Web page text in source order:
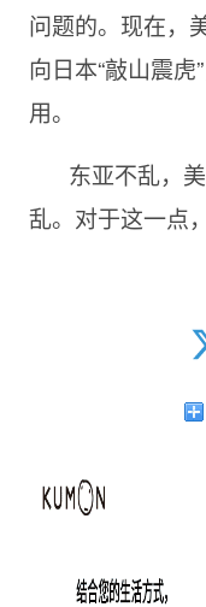
问题的。现在，
向日本“敲山震
用。
东亚不乱，
乱。对于这一点